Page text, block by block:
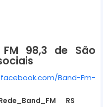
98,3 de São
Band-Fm-
RS